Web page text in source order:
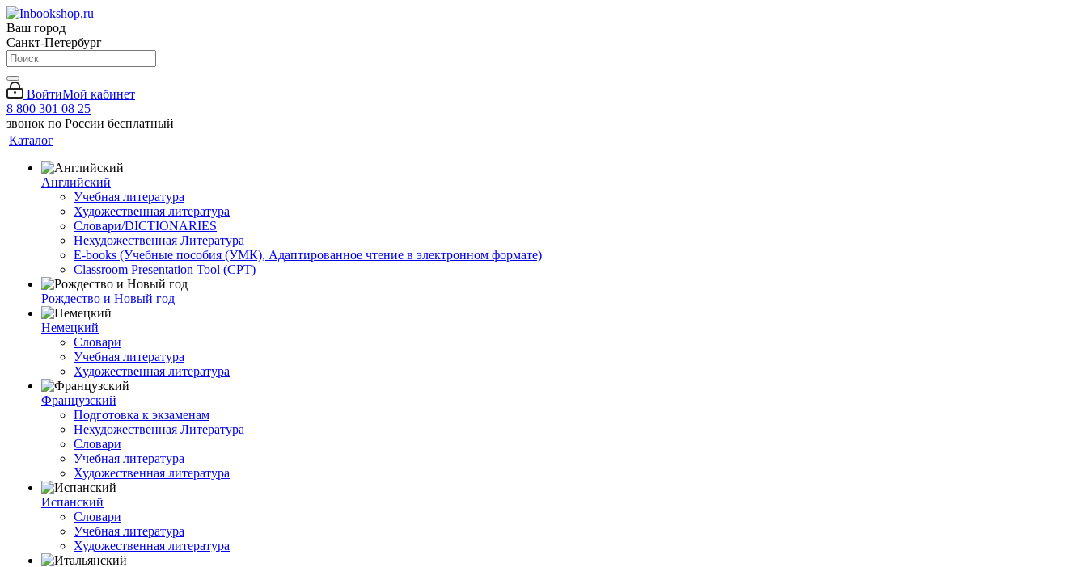
Ваш город
Санкт-Петербург
ВойтиМой кабинет
8 800 301 08 25
звонок по России бесплатный
Каталог
Английский
Учебная литература
Художественная литература
Словари/DICTIONARIES
Нехудожественная Литература
E-books (Учебные пособия (УМК), Адаптированное чтение в электронном формате)
Classroom Presentation Tool (CPT)
Рождество и Новый год
Немецкий
Словари
Учебная литература
Художественная литература
Французский
Подготовка к экзаменам
Нехудожественная Литература
Словари
Учебная литература
Художественная литература
Испанский
Словари
Учебная литература
Художественная литература